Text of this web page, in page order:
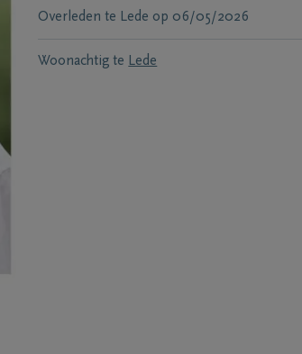
Overleden te Lede op 06/05/2026
Woonachtig te Lede